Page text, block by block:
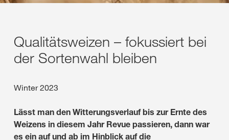
Qualitätsweizen – fokussiert bei
der Sortenwahl bleiben
Winter 2023
Lässt man den Witterungsverlauf bis zur Ernte des
Weizens in diesem Jahr Revue passieren, dann war
es ein auf und ab im Hinblick auf die